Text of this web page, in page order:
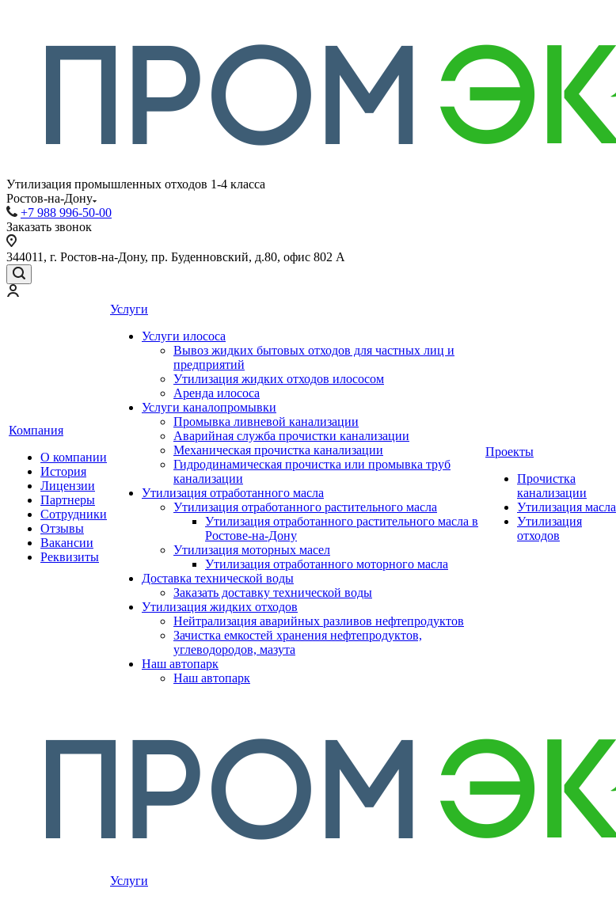
Утилизация промышленных отходов 1-4 класса
Ростов-на-Дону
+7 988 996-50-00
Заказать звонок
344011, г. Ростов-на-Дону, пр. Буденновский, д.80, офис 802 А
Компания
О компании
История
Лицензии
Партнеры
Сотрудники
Отзывы
Вакансии
Реквизиты
Услуги
Услуги илососа
Вывоз жидких бытовых отходов для частных лиц и
предприятий
Утилизация жидких отходов илососом
Аренда илососа
Услуги каналопромывки
Промывка ливневой канализации
Аварийная служба прочистки канализации
Механическая прочистка канализации
Гидродинамическая прочистка или промывка труб
канализации
Утилизация отработанного масла
Утилизация отработанного растительного масла
Утилизация отработанного растительного масла в
Ростове-на-Дону
Утилизация моторных масел
Утилизация отработанного моторного масла
Доставка технической воды
Заказать доставку технической воды
Утилизация жидких отходов
Нейтрализация аварийных разливов нефтепродуктов
Зачистка емкостей хранения нефтепродуктов,
углеводородов, мазута
Наш автопарк
Наш автопарк
Проекты
Прочистка
канализации
Утилизация масла
Утилизация
отходов
Услуги